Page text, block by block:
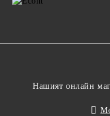
Нашият онлайн